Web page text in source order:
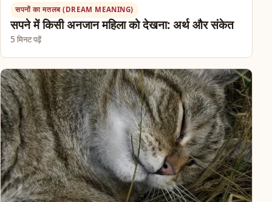
सपनों का मतलब (DREAM MEANING)
सपने में किसी अनजान महिला को देखना: अर्थ और संकेत
5 मिनट पढ़ें